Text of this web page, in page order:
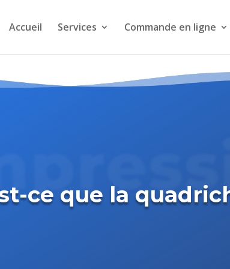
Accueil Services Commande en ligne
ce que la